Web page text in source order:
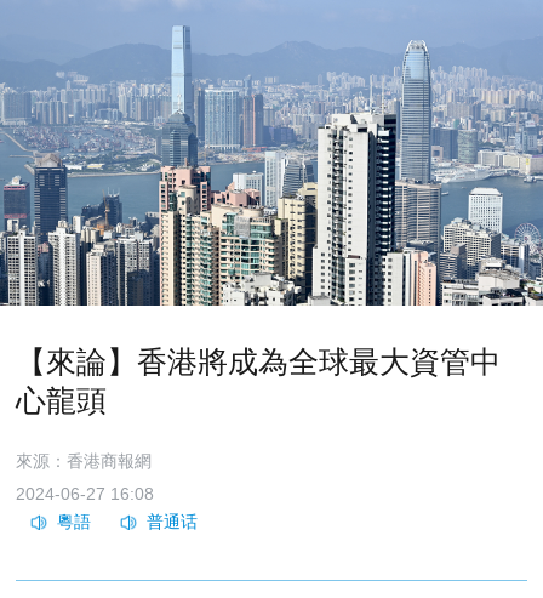
【來論】香港將成為全球最大資管中
心龍頭
來源：香港商報網
2024-06-27 16:08